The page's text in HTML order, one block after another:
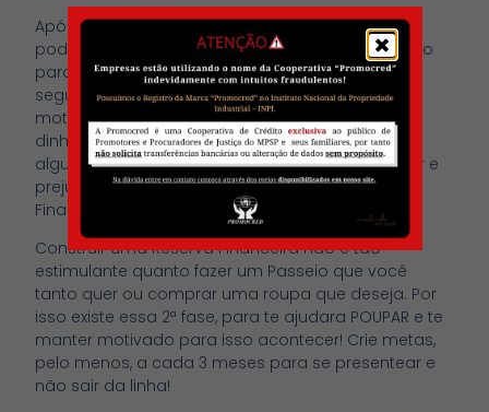
Após 3 meses, iniciaremos a 2ª fase, onde você
poderá também destinar parte do valor poupado
para suas metas de Curto/Médio prazo. Está
segunda fase é importante para manter sua
motivação em guardar dinheiro. Para poupar
dinheiro, muitas vezes, é preciso se abdicar de
alguns luxos no presente, e isso pode nos frustrar e
prejudicar a % poupada para as Prioridades
Financeiras.
Construir uma Reserva Financeira não é tão
estimulante quanto fazer um Passeio que você
tanto quer ou comprar uma roupa que deseja. Por
isso existe essa 2ª fase, para te ajudara POUPAR e te
manter motivado para isso acontecer! Crie metas,
pelo menos, a cada 3 meses para se presentear e
não sair da linha!